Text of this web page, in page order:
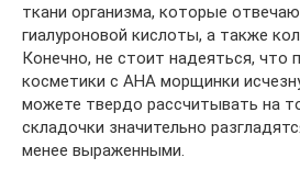
ткани организма, которые
гиалуроновой кислоты, а также
Конечно, не стоит надеяться, что
косметики с АНА морщинки
можете твердо рассчитывать на
складочки значительно
менее выраженными.